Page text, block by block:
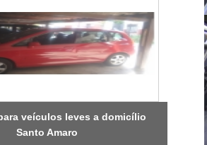
veículos leves a domicílio
Santo Amaro